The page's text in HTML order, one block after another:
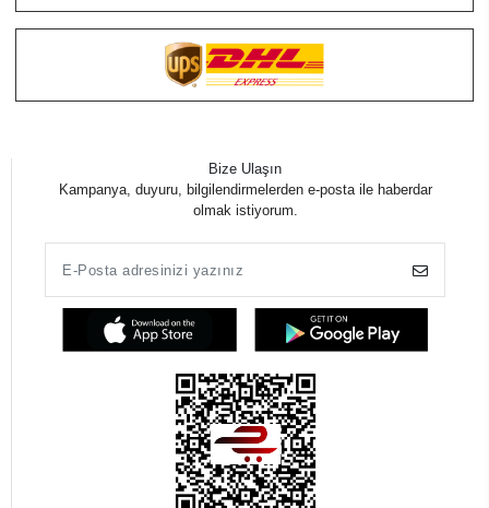
Bize Ulaşın
Kampanya, duyuru, bilgilendirmelerden e-posta ile haberdar
olmak istiyorum.